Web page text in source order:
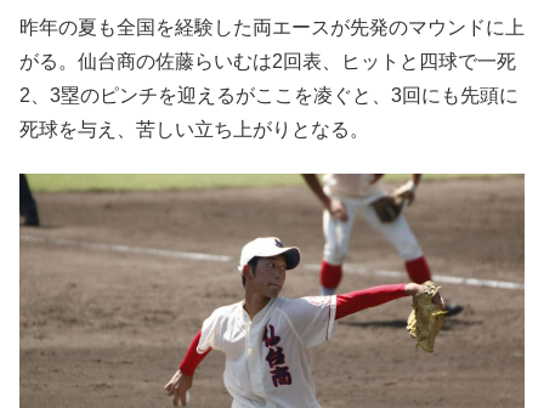
昨年の夏も全国を経験した両エースが先発のマウンドに上
がる。仙台商の佐藤らいむは2回表、ヒットと四球で一死
2、3塁のピンチを迎えるがここを凌ぐと、3回にも先頭に
死球を与え、苦しい立ち上がりとなる。